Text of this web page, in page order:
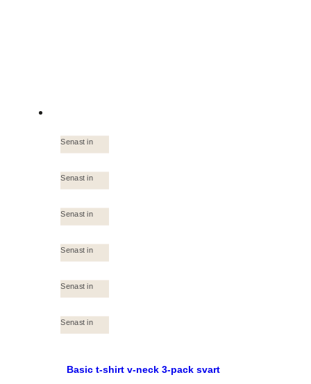
Senast in
Senast in
Senast in
Senast in
Senast in
Senast in
Basic t-shirt v-neck 3-pack svart